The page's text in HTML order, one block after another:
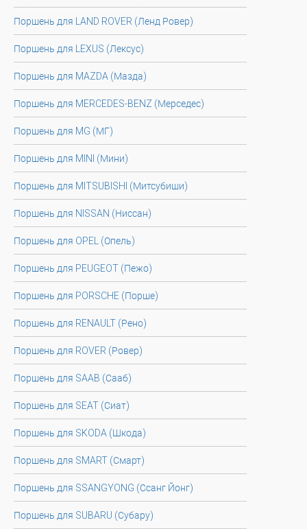
Поршень для LAND ROVER (Ленд Ровер)
Поршень для LEXUS (Лексус)
Поршень для MAZDA (Мазда)
Поршень для MERCEDES-BENZ (Мерседес)
Поршень для MG (МГ)
Поршень для MINI (Мини)
Поршень для MITSUBISHI (Митсубиши)
Поршень для NISSAN (Ниссан)
Поршень для OPEL (Опель)
Поршень для PEUGEOT (Пежо)
Поршень для PORSCHE (Порше)
Поршень для RENAULT (Рено)
Поршень для ROVER (Ровер)
Поршень для SAAB (Сааб)
Поршень для SEAT (Сиат)
Поршень для SKODA (Шкода)
Поршень для SMART (Смарт)
Поршень для SSANGYONG (Ссанг Йонг)
Поршень для SUBARU (Субару)